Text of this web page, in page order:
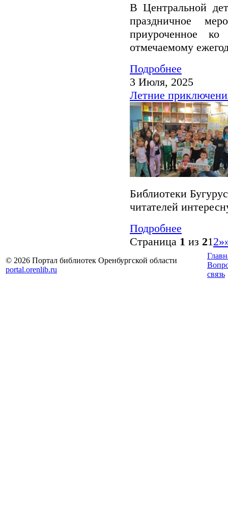
В Центральной
праздничное
приуроченное
отмечаемому
Подробнее
3 Июля, 2025
Летние
Библиотеки
читателей
Подробнее
Страница 1 из 21 2»
© 2026 Портал библиотек Оренбургской области
portal.orenlib.ru
связь